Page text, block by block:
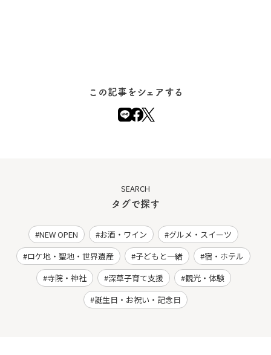
この記事をシェアする
SEARCH
タグで探す
NEW OPEN お酒・ワイン
グルメ・スイーツ
ロケ地・聖地・世界遺産
子どもと一緒
宿・ホテル
寺院・神社
深草子育て支援
観光・体験
誕生日・お祝い・記念日